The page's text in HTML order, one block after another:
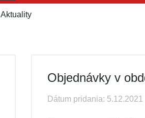
Aktuality
Objednávky v
Dátum pridania: 5.12.2021